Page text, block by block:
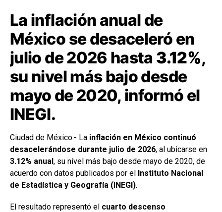
La inflación anual de
México se desaceleró en
julio de 2026 hasta 3.12%,
su nivel más bajo desde
mayo de 2020, informó el
INEGI.
Ciudad de México.- La inflación en México continuó
desacelerándose durante julio de 2026, al ubicarse en
3.12% anual, su nivel más bajo desde mayo de 2020, de
acuerdo con datos publicados por el Instituto Nacional
de Estadística y Geografía (INEGI).
El resultado representó el cuarto descenso